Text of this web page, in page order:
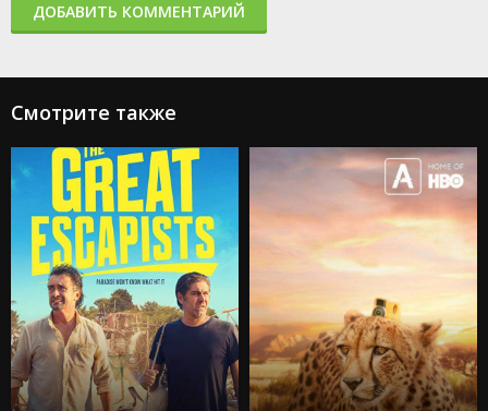
ДОБАВИТЬ КОММЕНТАРИЙ
Смотрите также